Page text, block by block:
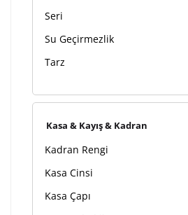
Seri
Su Geçirmezlik
Tarz
Kasa & Kayış & Kadran
Kadran Rengi
Kasa Cinsi
Kasa Çapı